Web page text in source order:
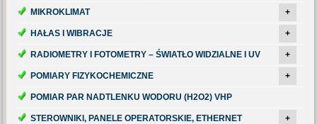
MIKROKLIMAT +
HAŁAS I WIBRACJE +
RADIOMETRY I FOTOMETRY – ŚWIATŁO WIDZIALNE I UV +
POMIARY FIZYKOCHEMICZNE +
POMIAR PAR NADTLENKU WODORU (H2O2) VHP
STEROWNIKI, PANELE OPERATORSKIE, ETHERNET +